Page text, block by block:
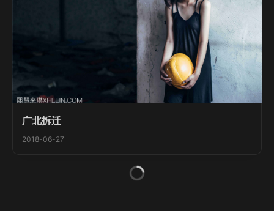
广北拆迁
2018-06-27